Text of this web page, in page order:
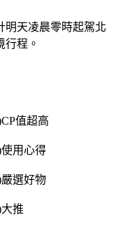
明天凌晨零時起駕北
行程。
值超高
使用心得
嚴選好物
推